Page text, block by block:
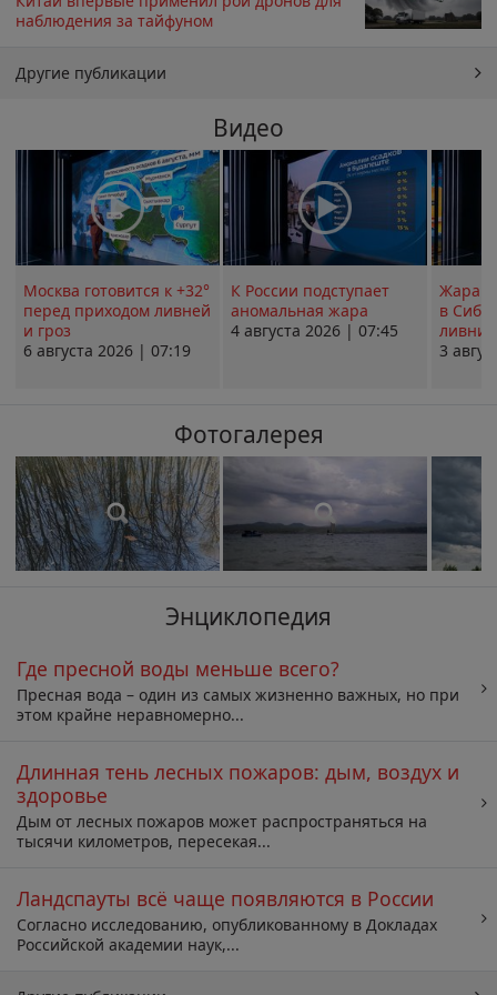
наблюдения за тайфуном
Другие публикации
Видео
Москва готовится к +32°
перед приходом ливней
и гроз
6 августа 2026 | 07:19
К России подступает
аномальная жара
4 августа 2026 | 07:45
Жара в
в
ливни
3
Фотогалерея
Энциклопедия
Где пресной воды меньше всего?
Пресная вода – один из самых жизненно важных, но при
этом крайне неравномерно...
Длинная тень лесных пожаров: дым, воздух и
здоровье
Дым от лесных пожаров может распространяться на
тысячи километров, пересекая...
Ландспауты всё чаще появляются в России
Согласно исследованию, опубликованному в Докладах
Российской академии наук,...